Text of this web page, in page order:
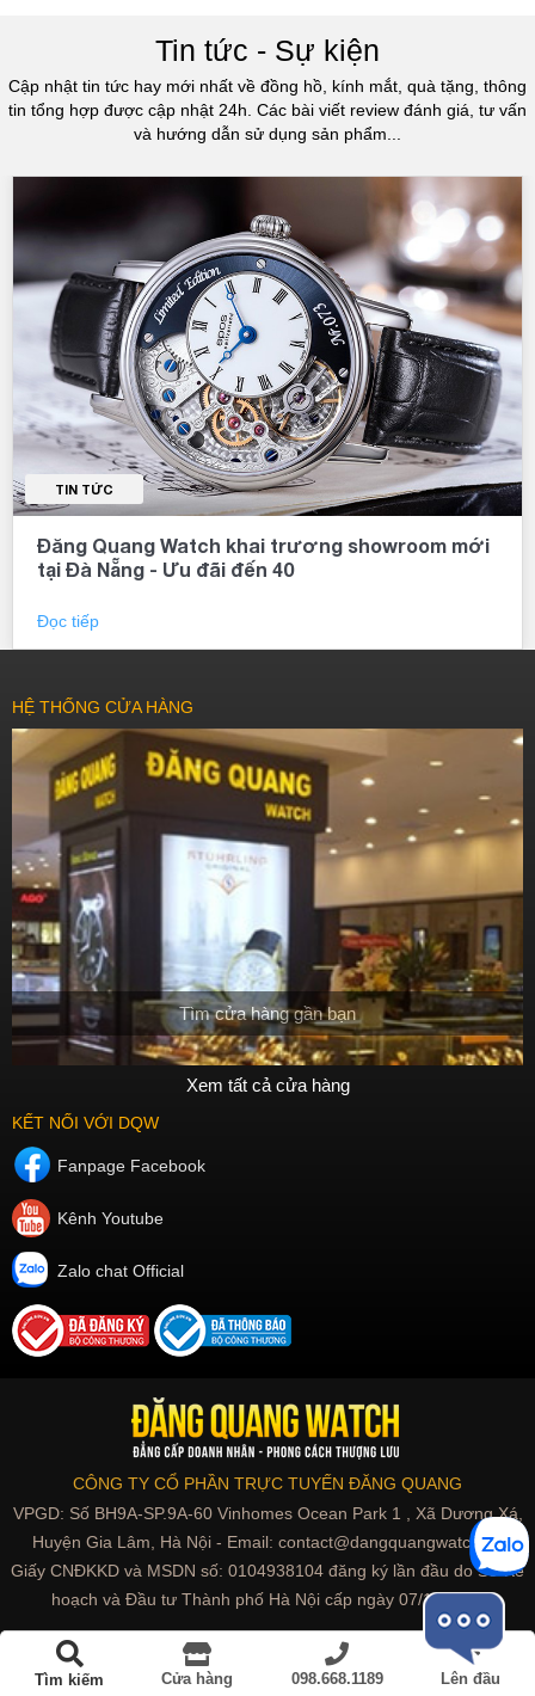
Tìm kiếm Cửa hàng 098.668.1189 Lên đầu
Tin tức - Sự kiện
Cập nhật tin tức hay mới nhất về đồng hồ, kính mắt, quà tặng, thông
tin tổng hợp được cập nhật 24h. Các bài viết review đánh giá, tư vấn
và hướng dẫn sử dụng sản phẩm...
TIN TỨC
Đăng Quang Watch khai trương showroom mới
tại Đà Nẵng - Ưu đãi đến 40
Đọc tiếp
HỆ THỐNG CỬA HÀNG
Tìm cửa hàng gần bạn
Xem tất cả cửa hàng
KẾT NỐI VỚI DQW
Fanpage Facebook
Kênh Youtube
Zalo chat Official
CÔNG TY CỔ PHẦN TRỰC TUYẾN ĐĂNG QUANG
VPGD: Số BH9A-SP.9A-60 Vinhomes Ocean Park 1 , Xã Dương Xá,
Huyện Gia Lâm, Hà Nội - Email: contact@dangquangwatch.vn
Giấy CNĐKKD và MSDN số: 0104938104 đăng ký lần đầu do Sở Kế
hoạch và Đầu tư Thành phố Hà Nội cấp ngày 07/10/2010